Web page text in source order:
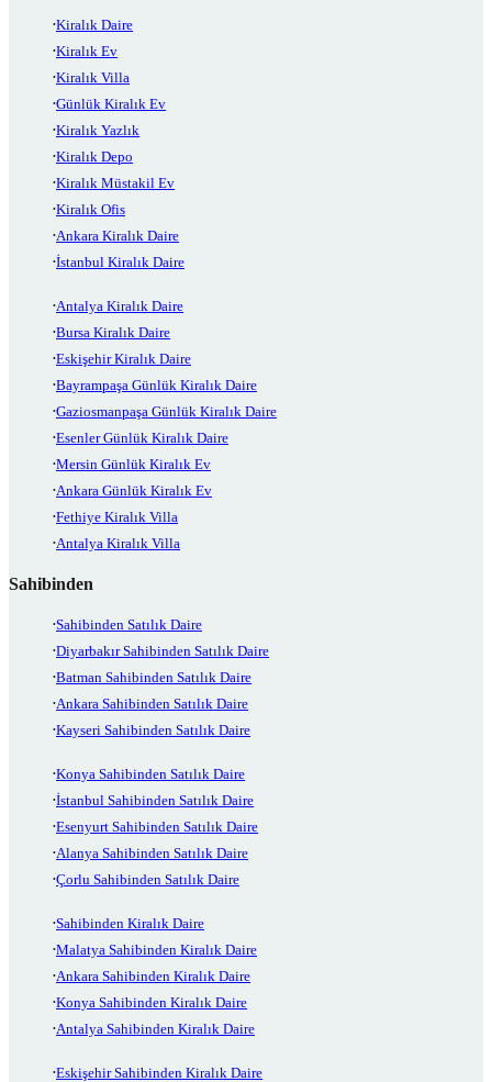
Kiralık Daire
Kiralık Ev
Kiralık Villa
Günlük Kiralık Ev
Kiralık Yazlık
Kiralık Depo
Kiralık Müstakil Ev
Kiralık Ofis
Ankara Kiralık Daire
İstanbul Kiralık Daire
Antalya Kiralık Daire
Bursa Kiralık Daire
Eskişehir Kiralık Daire
Bayrampaşa Günlük Kiralık Daire
Gaziosmanpaşa Günlük Kiralık Daire
Esenler Günlük Kiralık Daire
Mersin Günlük Kiralık Ev
Ankara Günlük Kiralık Ev
Fethiye Kiralık Villa
Antalya Kiralık Villa
Sahibinden
Sahibinden Satılık Daire
Diyarbakır Sahibinden Satılık Daire
Batman Sahibinden Satılık Daire
Ankara Sahibinden Satılık Daire
Kayseri Sahibinden Satılık Daire
Konya Sahibinden Satılık Daire
İstanbul Sahibinden Satılık Daire
Esenyurt Sahibinden Satılık Daire
Alanya Sahibinden Satılık Daire
Çorlu Sahibinden Satılık Daire
Sahibinden Kiralık Daire
Malatya Sahibinden Kiralık Daire
Ankara Sahibinden Kiralık Daire
Konya Sahibinden Kiralık Daire
Antalya Sahibinden Kiralık Daire
Eskişehir Sahibinden Kiralık Daire